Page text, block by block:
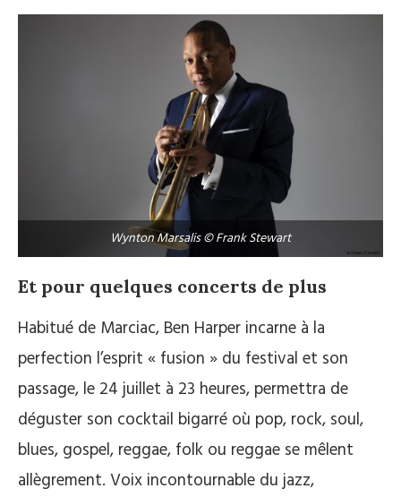
Wynton Marsalis © Frank Stewart
Et pour quelques concerts de plus
Habitué de Marciac, Ben Harper incarne à la
perfection l’esprit « fusion » du festival et son
passage, le 24 juillet à 23 heures, permettra de
déguster son cocktail bigarré où pop, rock, soul,
blues, gospel, reggae, folk ou reggae se mêlent
allègrement. Voix incontournable du jazz,